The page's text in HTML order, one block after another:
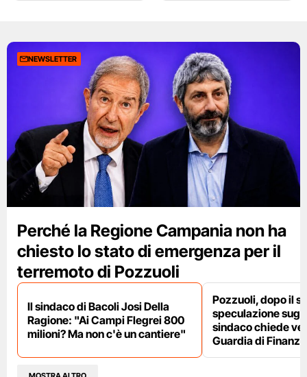
NEWSLETTER
Perché la Regione Campania non ha
chiesto lo stato di emergenza per il
terremoto di Pozzuoli
Il sindaco di Bacoli Josi Della
Ragione: "Ai Campi Flegrei 800
milioni? Ma non c'è un cantiere"
Pozzuoli, dopo il
speculazione
sindaco chiede
Guardia di Finanza